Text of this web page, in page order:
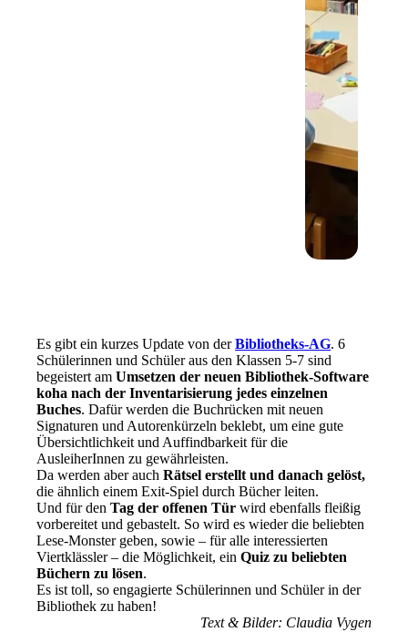
Es gibt ein kurzes Update von derBibliotheks-AG. 6
Schülerinnen und Schüler aus den Klassen 5-7 sind
begeistert am Umsetzen der neuen Bibliothek-Software
koha nach der Inventarisierung jedes einzelnen
Buches. Dafür werden die Buchrücken mit neuen
Signaturen und Autorenkürzeln beklebt, um eine gute
Übersichtlichkeit und Auffindbarkeit für die
AusleiherInnen zu gewährleisten.
Da werden aber auch Rätsel erstellt und danach gelöst,
die ähnlich einem Exit-Spiel durch Bücher leiten.
Und für den Tag der offenen Tür wird ebenfalls fleißig
vorbereitet und gebastelt. So wird es wieder die beliebten
Lese-Monster geben, sowie – für alle interessierten
Viertklässler – die Möglichkeit, ein Quiz zu beliebten
Büchern zu lösen.
Es ist toll, so engagierte Schülerinnen und Schüler in der
Bibliothek zu haben!
Text & Bilder: Claudia Vygen